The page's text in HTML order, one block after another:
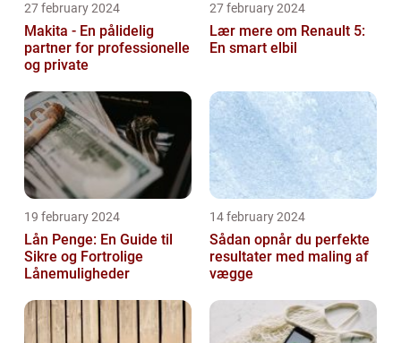
27 february 2024
Makita - En pålidelig
partner for professionelle
og private
27 february 2024
Lær mere om Renault 5:
En smart elbil
19 february 2024
Lån Penge: En Guide til
Sikre og Fortrolige
Lånemuligheder
14 february 2024
Sådan opnår du perfekte
resultater med maling af
vægge